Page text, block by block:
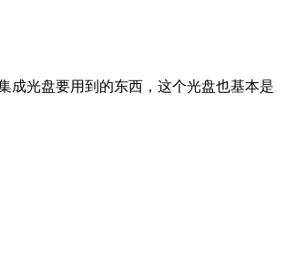
成光盘要用到的东西，这个光盘也基本是